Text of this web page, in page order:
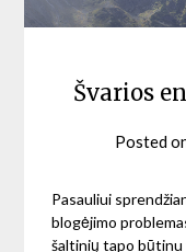
Švarios
Posted
Pasauliui
blogėjimo
šaltinių tapo būtinu